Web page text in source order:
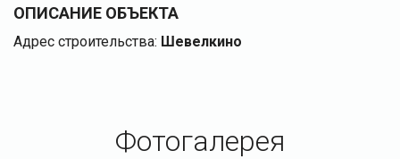
ОПИСАНИЕ ОБЪЕКТА
Адрес строительства: Шевелкино
Фотогалерея